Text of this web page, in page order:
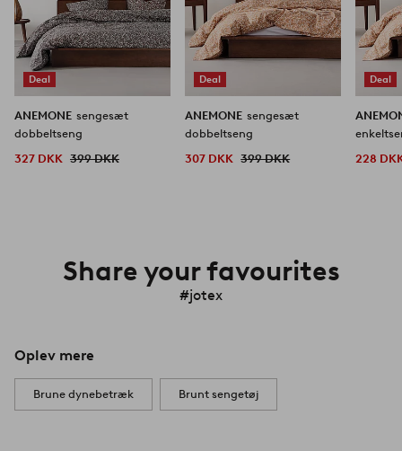
Deal
ANEMONE sengesæt
dobbeltseng
327 DKK 399 DKK
Deal
ANEMONE sengesæt
dobbeltseng
307 DKK 399 DKK
Deal
228
Share your favourites
#jotex
Oplev mere
Brune dynebetræk Brunt sengetøj